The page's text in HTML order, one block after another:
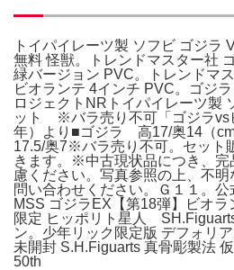
トイパイレーツ製 ソフビ ゴジラ
無料 怪獣。トレンドマスター社
緑バージョン PVC。トレンドマ
ビオランテ 4インチ PVC。ゴジ
ロジェクトNRトイパイレーツ製
ット ※バラ売り不可「ゴジラvs
年）より■ゴジラ 高17/奥14（
17.5/奥7※バラ売り不可。セット
きます。※中古現状品につき、完
慮ください。写真参照の上、不
問い合わせください。Ｇ１１。
MSS ゴジラEX【第18弾】ビオ
限定 ヒッポリト星人
ン。少年リック限定版 デフォリ
未開封 S.H.Figuarts 真骨彫製法
50th